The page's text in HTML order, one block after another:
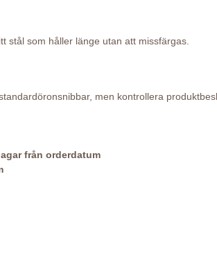
stål som håller länge utan att missfärgas.
men kontrollera
från orderdatum